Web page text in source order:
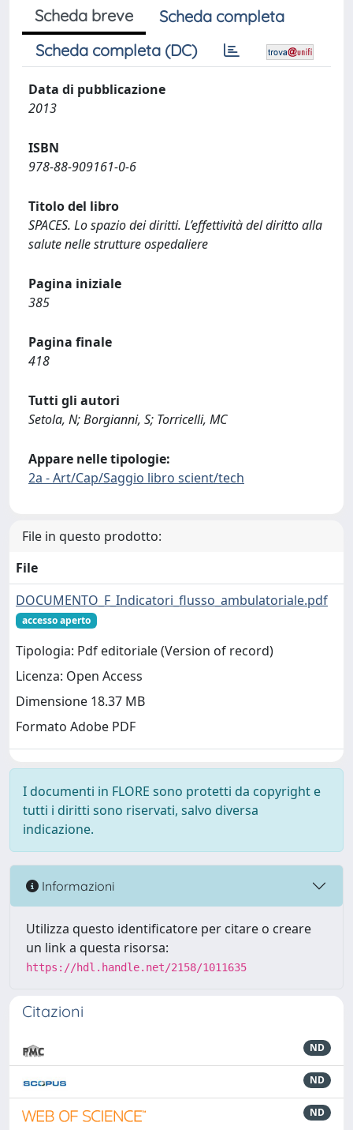
Scheda breve
Scheda completa
Scheda completa (DC)
Data di pubblicazione
2013
ISBN
978-88-909161-0-6
Titolo del libro
SPACES. Lo spazio dei diritti. L’effettività del diritto alla
salute nelle strutture ospedaliere
Pagina iniziale
385
Pagina finale
418
Tutti gli autori
Setola, N; Borgianni, S; Torricelli, MC
Appare nelle tipologie:
2a - Art/Cap/Saggio libro scient/tech
File in questo prodotto:
File
DOCUMENTO_F_Indicatori_flusso_ambulatoriale.pdf
accesso aperto
Tipologia: Pdf editoriale (Version of record)
Licenza: Open Access
Dimensione 18.37 MB
Formato Adobe PDF
I documenti in FLORE sono protetti da copyright e
tutti i diritti sono riservati, salvo diversa
indicazione.
Informazioni
Utilizza questo identificatore per citare o creare
un link a questa risorsa:
https://hdl.handle.net/2158/1011635
Citazioni
ND
ND
ND